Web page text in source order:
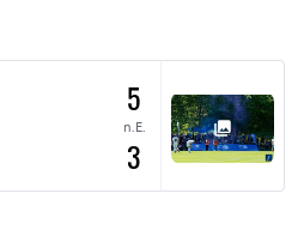
5
n.E.
3